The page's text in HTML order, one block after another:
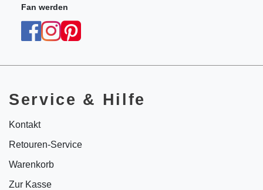
Fan werden
Service & Hilfe
Kontakt
Retouren-Service
Warenkorb
Zur Kasse